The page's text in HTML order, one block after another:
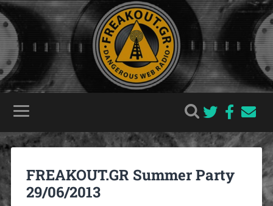
FREAKOUT.GR Summer Party
29/06/2013